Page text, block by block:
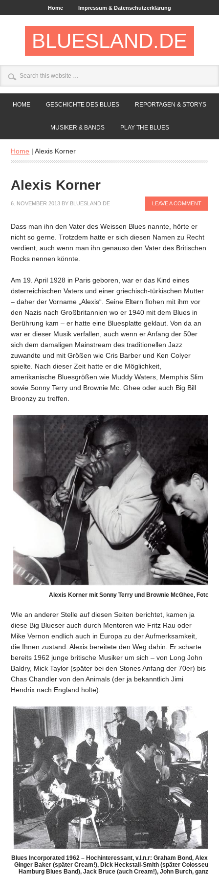
Home Impressum & Datenschutzerklärung
BLUESLAND.DE
HOME GESCHICHTE DES BLUES REPORTAGEN & STORYS
MUSIKER & BANDS PLAY THE BLUES
Home |Alexis Korner
Alexis Korner
6. NOVEMBER 2013 BY BLUESLAND.DE LEAVE A COMMENT
Dass man ihn den Vater des Weissen Blues nannte, hörte er
nicht so gerne. Trotzdem hatte er sich diesen Namen zu Recht
verdient, auch wenn man ihn genauso den Vater des Britischen
Rocks nennen könnte.
Am 19. April 1928 in Paris geboren, war er das Kind eines
österreichischen Vaters und einer griechisch-türkischen Mutter
– daher der Vorname „Alexis“. Seine Eltern flohen mit ihm vor
den Nazis nach Großbritannien wo er 1940 mit dem Blues in
Berührung kam – er hatte eine Bluesplatte geklaut. Von da an
war er dieser Musik verfallen, auch wenn er Anfang der 50er
sich dem damaligen Mainstream des traditionellen Jazz
zuwandte und mit Größen wie Cris Barber und Ken Colyer
spielte. Nach dieser Zeit hatte er die Möglichkeit,
amerikanische Bluesgrößen wie Muddy Waters, Memphis Slim
sowie Sonny Terry und Brownie Mc. Ghee oder auch Big Bill
Broonzy zu treffen.
Alexis Korner mit Sonny Terry und Brownie McGhee, Foto
Wie an anderer Stelle auf diesen Seiten berichtet, kamen ja
diese Big Blueser auch durch Mentoren wie Fritz Rau oder
Mike Vernon endlich auch in Europa zu der Aufmerksamkeit,
die Ihnen zustand. Alexis bereitete den Weg dahin. Er scharte
bereits 1962 junge britische Musiker um sich – von Long John
Baldry, Mick Taylor (später bei den Stones Anfang der 70er) bis
Chas Chandler von den Animals (der ja bekanntlich Jimi
Hendrix nach England holte).
Blues Incorporated 1962 – Hochinteressant, v.l.n.r: Graham Bond, Alexis
Ginger Baker (später Cream!), Dick Heckstall-Smith (später Colosseum,
Hamburg Blues Band), Jack Bruce (auch Cream!), John Burch, ganz